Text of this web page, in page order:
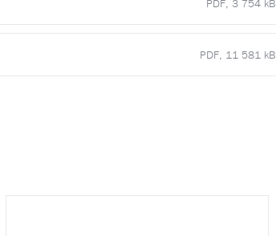
PDF, 3 754 kB
PDF, 11 581 kB